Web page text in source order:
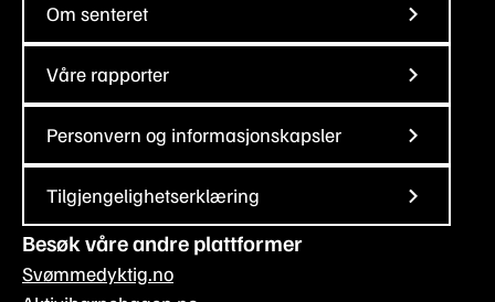
Om senteret
Våre rapporter
Personvern og informasjonskapsler
Tilgjengelighetserklæring
Besøk våre andre plattformer
Svømmedyktig.no